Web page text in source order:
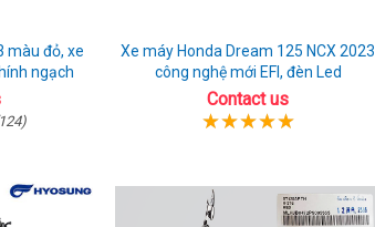
màu đỏ, xe
ngạch
Xe máy Honda Dream 125 NCX 2023
công nghệ mới EFI, đèn Led
Contact us